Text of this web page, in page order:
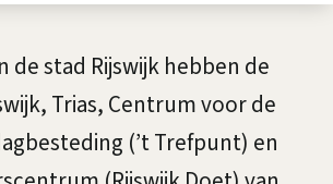
de stad Rijswijk hebben de
Trias, Centrum voor de
(’t Trefpunt) en